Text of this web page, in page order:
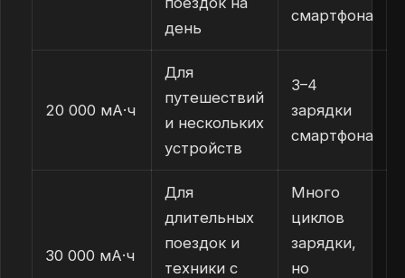
день
смартфона
20 000 мА·ч
Для
путешествий
и нескольких
устройств
3–4
зарядки
смартфона
30 000 мА·ч
Для
длительных
поездок и
техники с
Много
циклов
зарядки,
но